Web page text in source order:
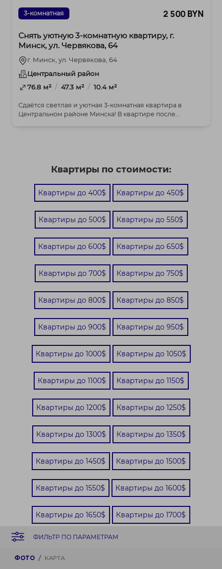
ФИЛЬТР ПО ПАРАМЕТРАМ
ФОТО КАРТА
3-комнатная 2 500 BYN
Снять уютную 3-комнатную квартиру, г.
Минск, ул. Червякова, 64
г. Минск, ул. Червякова, 64
Центральный район
76.8 м² / 47.3 м² / 10.4 м²
Сдаётся светлая и уютная 3-комнатная квартира в
Центральном районе Минска! В квартире после
Квартиры по стоимости:
Квартиры до 400$ Квартиры до 450$
Квартиры до 500$ Квартиры до 550$
Квартиры до 600$ Квартиры до 650$
Квартиры до 700$ Квартиры до 750$
Квартиры до 800$ Квартиры до 850$
Квартиры до 900$ Квартиры до 950$
Квартиры до 1000$ Квартиры до 1050$
Квартиры до 1100$ Квартиры до 1150$
Квартиры до 1200$ Квартиры до 1250$
Квартиры до 1300$ Квартиры до 1350$
Квартиры до 1450$ Квартиры до 1500$
Квартиры до 1550$ Квартиры до 1600$
Квартиры до 1650$ Квартиры до 1700$
Квартиры до 1750$ Квартиры до 1800$